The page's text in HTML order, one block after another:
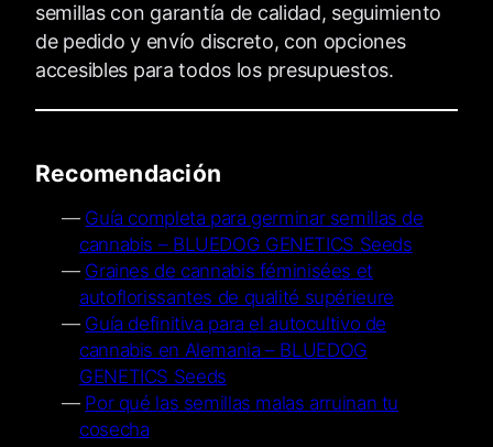
semillas con garantía de calidad, seguimiento
de pedido y envío discreto, con opciones
accesibles para todos los presupuestos.
Recomendación
Guía completa para germinar semillas de
cannabis – BLUEDOG GENETICS Seeds
Graines de cannabis féminisées et
autoflorissantes de qualité supérieure
Guía definitiva para el autocultivo de
cannabis en Alemania – BLUEDOG
GENETICS Seeds
Por qué las semillas malas arruinan tu
cosecha